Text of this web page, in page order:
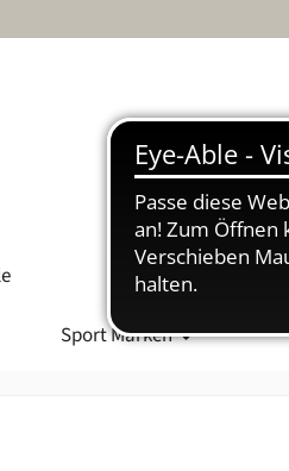
Wunschzettel
Bundesliga Spielball
Sport Marken